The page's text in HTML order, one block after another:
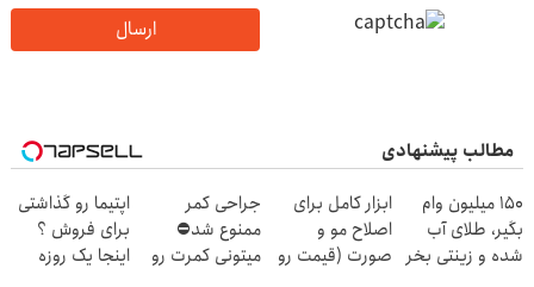
ارسال
مطالب پیشنهادی
150 میلیون وام
بگیر، طلای آب
شده و زینتی بخر
ابزار کامل برای
اصلاح مو و
صورت (قیمت رو
جراحی کمر
ممنوع شد⛔
میتونی کمرت رو
اپتیما رو گذاشتی
برای فروش ؟
اینجا یک روزه